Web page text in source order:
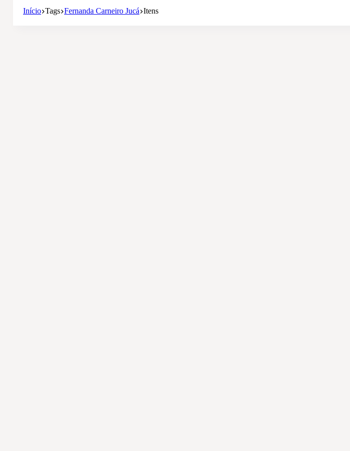
Início Tags Fernanda Carneiro Jucá Itens